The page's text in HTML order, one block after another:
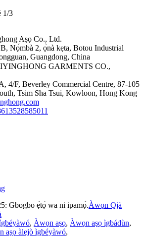
1/3
Aṣọ Co., Ltd.
Nọ́mbà 2, ọ̀nà kẹta, Botou Industrial
Guangdong, China
GARMENTS CO.,
4/F, Beverley Commercial Centre, 87-105
Tsim Sha Tsui, Kowloon, Hong Kong
Gbogbo ẹ̀tọ́ wa ni ipamọ́.Àwọn Ọjà
, Àwọn aṣọ, Àwọn aṣọ ìgbádùn,
aṣọ àlejò ìgbéyàwó,